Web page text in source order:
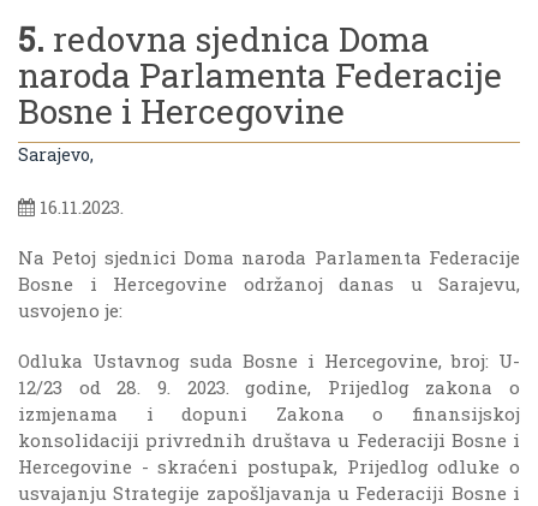
5. redovna sjednica Doma
naroda Parlamenta Federacije
Bosne i Hercegovine
Sarajevo,
16.11.2023.
Na Petoj sjednici Doma naroda Parlamenta Federacije
Bosne i Hercegovine održanoj danas u Sarajevu,
usvojeno je:
Odluka Ustavnog suda Bosne i Hercegovine, broj: U-
12/23 od 28. 9. 2023. godine, Prijedlog zakona o
izmjenama i dopuni Zakona o finansijskoj
konsolidaciji privrednih društava u Federaciji Bosne i
Hercegovine - skraćeni postupak, Prijedlog odluke o
usvajanju Strategije zapošljavanja u Federaciji Bosne i